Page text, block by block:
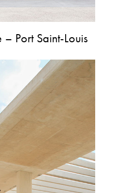
Port Saint-Louis